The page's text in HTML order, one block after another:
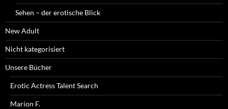
Sehen – der erotische Blick
New Adult
Nicht kategorisiert
Unsere Bücher
Erotic Actress Talent Search
Marion F.